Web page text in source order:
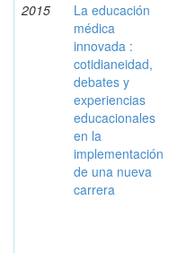
2015
La educación
médica
innovada :
cotidianeidad,
debates y
experiencias
educacionales
en la
implementación
de una nueva
carrera